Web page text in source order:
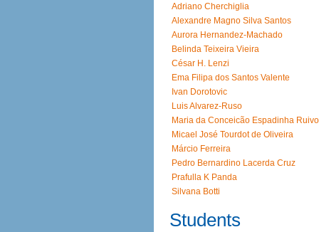
Adriano Cherchiglia
Alexandre Magno Silva Santos
Aurora Hernandez-Machado
Belinda Teixeira Vieira
César H. Lenzi
Ema Filipa dos Santos Valente
Ivan Dorotovic
Luis Alvarez-Ruso
Maria da Conceicão Espadinha Ruivo
Micael José Tourdot de Oliveira
Márcio Ferreira
Pedro Bernardino Lacerda Cruz
Prafulla K Panda
Silvana Botti
Students